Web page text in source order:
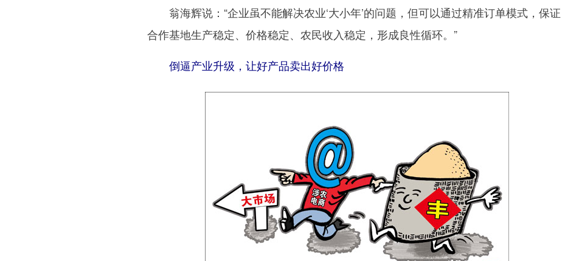
翁海辉说：“企业虽不能解决农业‘大小年’的问题，但可以通过精准订单模式，保证
合作基地生产稳定、价格稳定、农民收入稳定，形成良性循环。”
倒逼产业升级，让好产品卖出好价格